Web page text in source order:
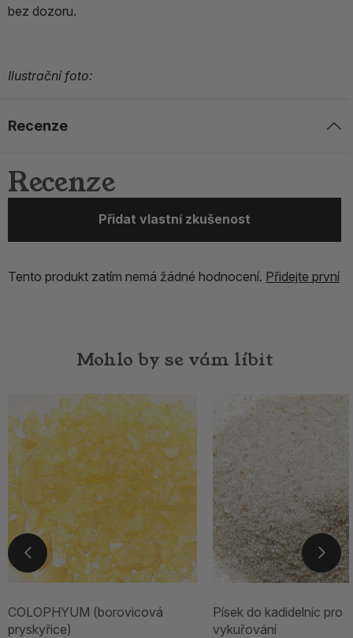
bez dozoru.
Ilustrační foto:
Recenze
Recenze
Přidat vlastní zkušenost
Tento produkt zatím nemá žádné hodnocení. Přidejte první
Mohlo by se vám líbit
COLOPHYUM (borovicová
pryskyřice)
Písek do kadidelnic pro
vykuřování